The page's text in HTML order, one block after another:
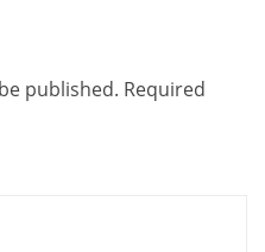
published. Required